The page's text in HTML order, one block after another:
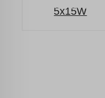
mit dem Code: